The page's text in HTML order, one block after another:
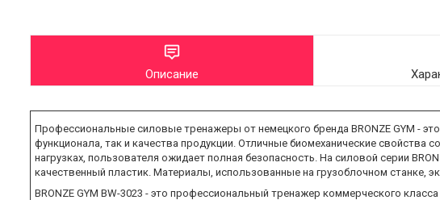
Описание
Профессиональные силовые тренажеры от немецкого бренда BRONZE GYM -
функционала, так и качества продукции. Отличные биомеханические
нагрузках, пользователя ожидает полная безопасность. На силовой серии
качественный пластик. Материалы, использованные на грузоблочном станке,
BRONZE GYM BW-3023 - это профессиональный тренажер коммерческого